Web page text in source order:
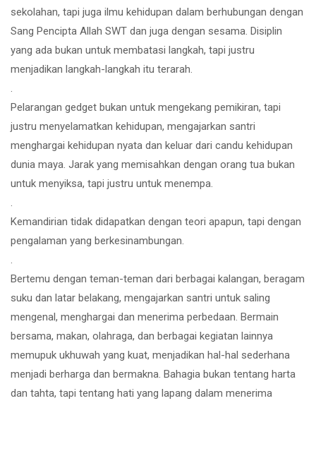
sekolahan, tapi juga ilmu kehidupan dalam berhubungan dengan
Sang Pencipta Allah SWT dan juga dengan sesama. Disiplin
yang ada bukan untuk membatasi langkah, tapi justru
menjadikan langkah-langkah itu terarah.
.
Pelarangan gedget bukan untuk mengekang pemikiran, tapi
justru menyelamatkan kehidupan, mengajarkan santri
menghargai kehidupan nyata dan keluar dari candu kehidupan
dunia maya. Jarak yang memisahkan dengan orang tua bukan
untuk menyiksa, tapi justru untuk menempa.
.
Kemandirian tidak didapatkan dengan teori apapun, tapi dengan
pengalaman yang berkesinambungan.
.
Bertemu dengan teman-teman dari berbagai kalangan, beragam
suku dan latar belakang, mengajarkan santri untuk saling
mengenal, menghargai dan menerima perbedaan. Bermain
bersama, makan, olahraga, dan berbagai kegiatan lainnya
memupuk ukhuwah yang kuat, menjadikan hal-hal sederhana
menjadi berharga dan bermakna. Bahagia bukan tentang harta
dan tahta, tapi tentang hati yang lapang dalam menerima